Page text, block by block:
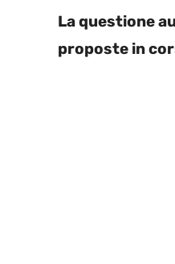
La questione
proposte in